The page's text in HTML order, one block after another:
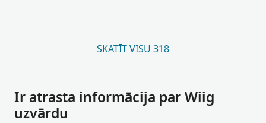
SKATĪT VISU 318
Ir atrasta informācija par Wiig
uzvārdu